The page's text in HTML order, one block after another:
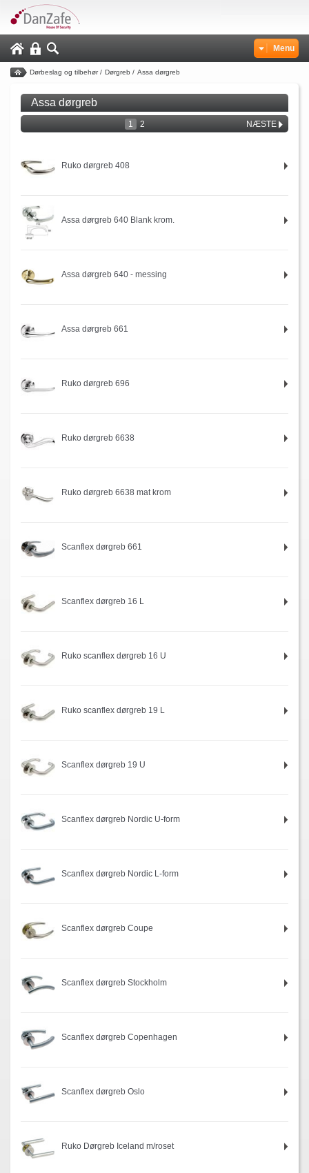
Menu
Dørbeslag og tilbehør/ Dørgreb / Assa dørgreb
Assa dørgreb
NÆSTE
1 2
Ruko dørgreb 408
Assa dørgreb 640 Blank krom.
Assa dørgreb 640 - messing
Assa dørgreb 661
Ruko dørgreb 696
Ruko dørgreb 6638
Ruko dørgreb 6638 mat krom
Scanflex dørgreb 661
Scanflex dørgreb 16 L
Ruko scanflex dørgreb 16 U
Ruko scanflex dørgreb 19 L
Scanflex dørgreb 19 U
Scanflex dørgreb Nordic U-form
Scanflex dørgreb Nordic L-form
Scanflex dørgreb Coupe
Scanflex dørgreb Stockholm
Scanflex dørgreb Copenhagen
Scanflex dørgreb Oslo
Ruko Dørgreb Iceland m/roset